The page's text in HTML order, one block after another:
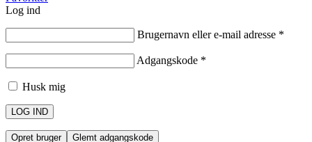
Log ind
Brugernavn eller e-mail adresse *
Adgangskode *
Husk mig
LOG IND
Opret bruger Glemt adgangskode